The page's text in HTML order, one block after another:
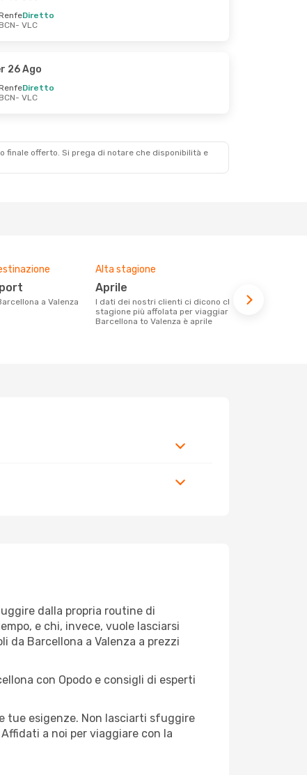
Diretto
BCN- VLC
26 Ago
Diretto
BCN- VLC
finale offerto. Si prega di notare che disponibilità e
a Valenza
Alta stagione
aprile
I dati dei nostri clienti ci dicono che la
stagione più affolata per viaggiare da
Barcellona to Valenza è aprile
dalla propria routine di
e chi, invece, vuole lasciarsi
da Barcellona a Valenza a prezzi
con Opodo e consigli di esperti
tue esigenze. Non lasciarti sfuggire
Affidati a noi per viaggiare con la